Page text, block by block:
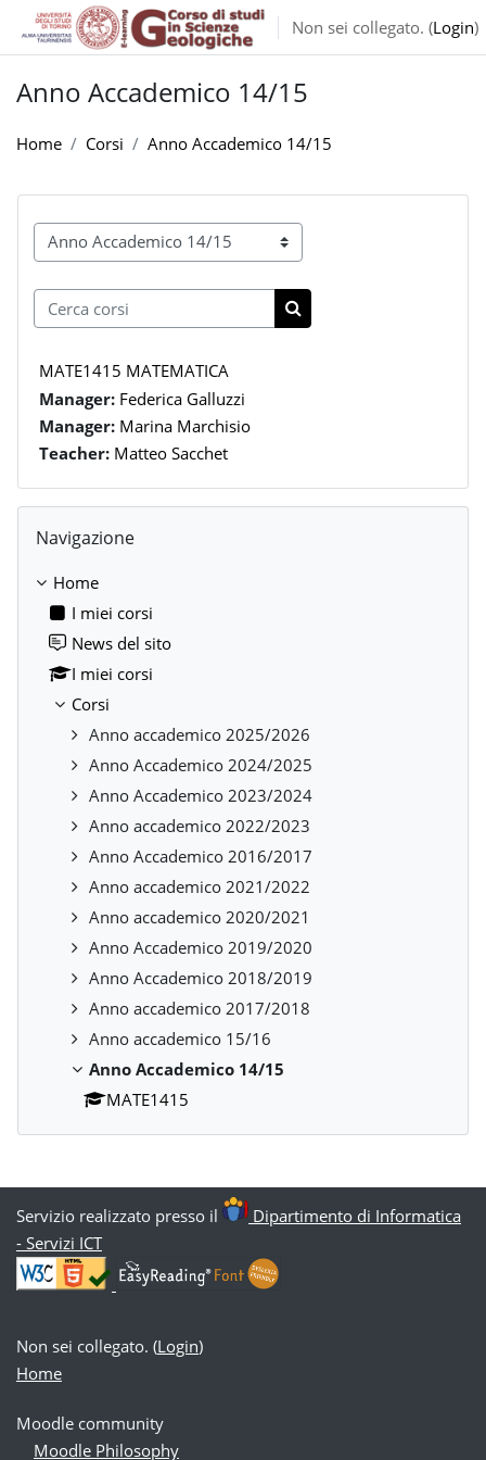
Vai al contenuto principale
Non sei collegato. (Login)
Anno Accademico 14/15
Home Corsi Anno Accademico 14/15
Categorie di corso
Cerca corsi
Cerca corsi
MATE1415 MATEMATICA
Manager: Federica Galluzzi
Manager: Marina Marchisio
Teacher: Matteo Sacchet
Navigazione
Home
I miei corsi
News del sito
I miei corsi
Corsi
Anno accademico 2025/2026
Anno Accademico 2024/2025
Anno Accademico 2023/2024
Anno accademico 2022/2023
Anno Accademico 2016/2017
Anno accademico 2021/2022
Anno accademico 2020/2021
Anno Accademico 2019/2020
Anno Accademico 2018/2019
Anno accademico 2017/2018
Anno accademico 15/16
Anno Accademico 14/15
MATE1415
Servizio realizzato presso il
Dipartimento di Informatica
- Servizi ICT
Non sei collegato. (Login)
Home
Moodle community
Moodle Philosophy